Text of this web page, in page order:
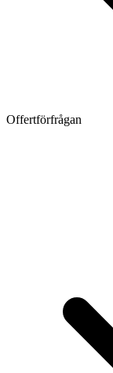
Offertförfrågan